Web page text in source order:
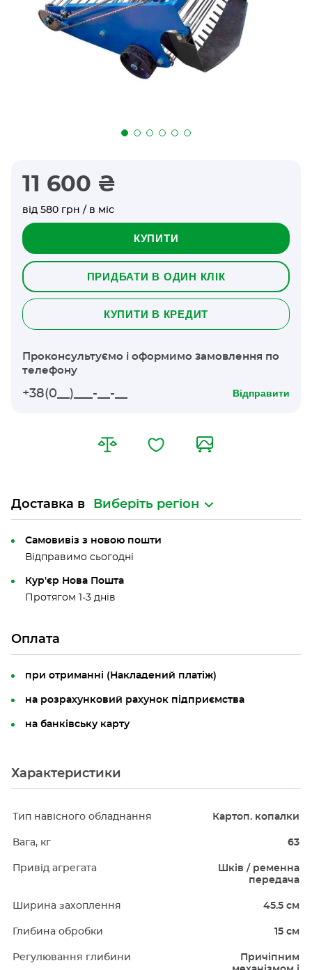
11 600 ₴
від 580 грн / в міс
ПРИДБАТИ В ОДИН КЛІК
КУПИТИ
КУПИТИ В КРЕДИТ
Проконсультуємо і оформимо замовлення по
телефону
Відправити
Доставка в Виберіть регіон
Самовивіз з новою пошти
Відправимо сьогодні
Кур'єр Нова Пошта
Протягом 1-3 днів
Оплата
при отриманні (Накладений платіж)
на розрахунковий рахунок підприємства
на банківську карту
Характеристики
Тип навісного обладнання Картоп. копалки
Вага, кг 63
Привід агрегата
Шків / ременна
передача
Ширина захоплення 45.5 см
Глибина обробки 15 см
Регулювання глибини
Причіпним